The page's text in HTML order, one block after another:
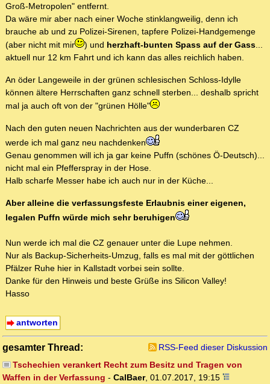
Groß-Metropolen" entfernt.
Da wäre mir aber nach einer Woche stinklangweilig, denn ich
brauche ab und zu Polizei-Sirenen, tapfere Polizei-Handgemenge
(aber nicht mit mir
) und herzhaft-bunten Spass auf der Gass...
aktuell nur 12 km Fahrt und ich kann das alles reichlich haben.
An öder Langeweile in der grünen schlesischen Schloss-Idylle
können ältere Herrschaften ganz schnell sterben... deshalb spricht
mal ja auch oft von der "grünen Hölle"
Nach den guten neuen Nachrichten aus der wunderbaren CZ
werde ich mal ganz neu nachdenken
Genau genommen will ich ja gar keine Puffn (schönes Ö-Deutsch)...
nicht mal ein Pfefferspray in der Hose.
Halb scharfe Messer habe ich auch nur in der Küche...
Aber alleine die verfassungsfeste Erlaubnis einer eigenen,
legalen Puffn würde mich sehr beruhigen
Nun werde ich mal die CZ genauer unter die Lupe nehmen.
Nur als Backup-Sicherheits-Umzug, falls es mal mit der göttlichen
Pfälzer Ruhe hier in Kallstadt vorbei sein sollte.
Danke für den Hinweis und beste Grüße ins Silicon Valley!
Hasso
antworten
gesamter Thread:
RSS-Feed dieser Diskussion
Tschechien verankert Recht zum Besitz und Tragen von
Waffen in der Verfassung - CalBaer, 01.07.2017, 19:15